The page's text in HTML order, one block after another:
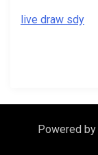
live draw sdy
Powered by